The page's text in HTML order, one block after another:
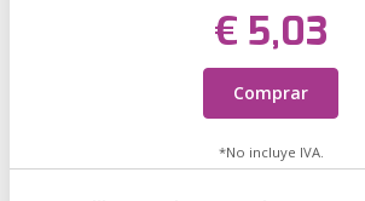
€ 5,03
Comprar
*No incluye IVA.